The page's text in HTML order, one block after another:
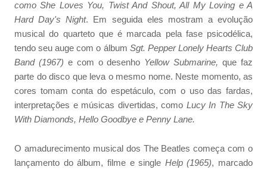
como She Loves You, Twist And Shout, All My Loving e A
Hard Day's Night. Em seguida eles mostram a evolução
musical do quarteto que é marcada pela fase psicodélica,
tendo seu auge com o álbum Sgt. Pepper Lonely Hearts Club
Band (1967) e com o desenho Yellow Submarine, que faz
parte do disco que leva o mesmo nome. Neste momento, as
cores tomam conta do espetáculo, com o uso das fardas,
interpretações e músicas divertidas, como Lucy In The Sky
With Diamonds, Hello Goodbye e Penny Lane.
O amadurecimento musical dos The Beatles começa com o
lançamento do álbum, filme e single Help (1965), marcado